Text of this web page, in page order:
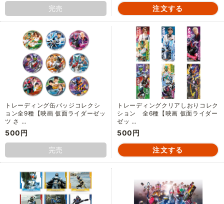
完売
トレーディング缶バッジコレクシ
ョン全9種【映画 仮面ライダーゼッ
ツ さ …
500円
完売
トレーディングクリアしおりコレク
ション 全6種【映画 仮面ライダー
ゼッ …
500円